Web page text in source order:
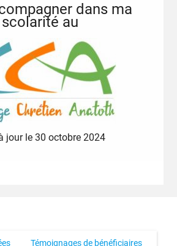
dans ma
scolarité au
jour le 30 octobre 2024
Témoignages de bénéficiaires